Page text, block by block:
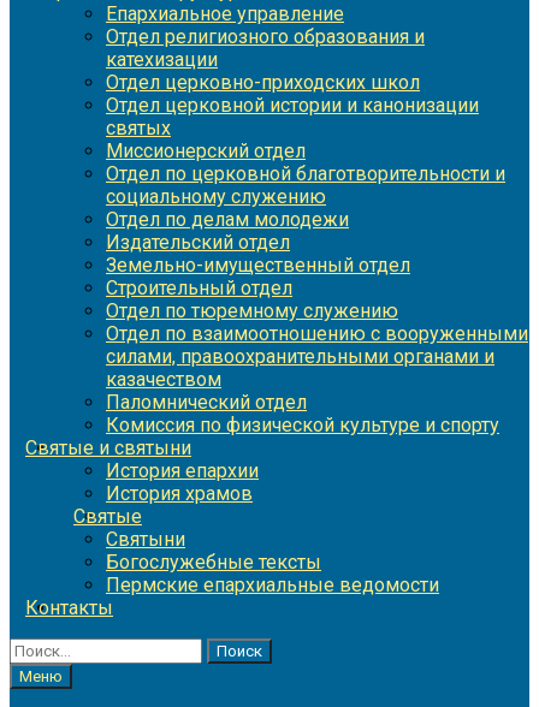
Епархиальное управление
Отдел религиозного образования и
катехизации
Отдел церковно-приходских школ
Отдел церковной истории и канонизации
святых
Миссионерский отдел
Отдел по церковной благотворительности и
социальному служению
Отдел по делам молодежи
Издательский отдел
Земельно-имущественный отдел
Строительный отдел
Отдел по тюремному служению
Отдел по взаимоотношению с вооруженными
силами, правоохранительными органами и
казачеством
Паломнический отдел
Комиссия по физической культуре и спорту
Святые и святыни
История епархии
История храмов
Святые
Святыни
Богослужебные тексты
Пермские епархиальные ведомости
Контакты
Найти:
Меню